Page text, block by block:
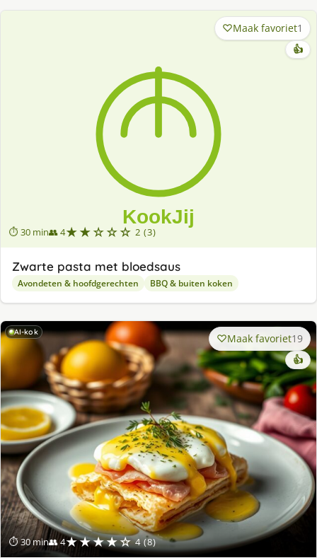
⏱ 30 min👥 4★★☆☆☆ 2 (3)
Maak favoriet1
👍
Zwarte pasta met bloedsaus
Avondeten & hoofdgerechten BBQ & buiten koken
AI-kok
⏱ 30 min👥 4★★★★☆ 4 (8)
Maak favoriet19
👍